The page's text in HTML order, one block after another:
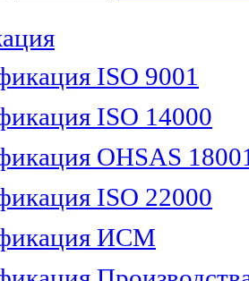
ISO 9001
ISO 14000
OHSAS
ISO 22000
ИСМ